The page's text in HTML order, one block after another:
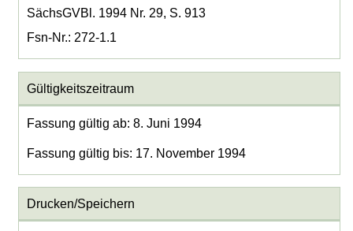
SächsGVBl. 1994 Nr. 29, S. 913
Fsn-Nr.: 272-1.1
Gültigkeitszeitraum
Fassung gültig ab: 8. Juni 1994
Fassung gültig bis: 17. November 1994
Drucken/Speichern